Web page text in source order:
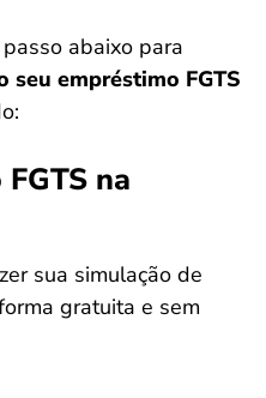
abaixo para
empréstimo FGTS
na
sua simulação de
gratuita e sem